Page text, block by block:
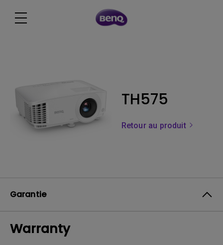
TH575
Retour au produit
Garantie
Warranty